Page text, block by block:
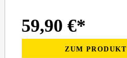
59,90 €*
ZUM PRODUKT